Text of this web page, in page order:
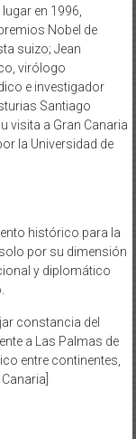
en 1996,
Nobel de
suizo; Jean
virólogo
e investigador
Santiago
visita a Gran Canaria
la Universidad de
histórico para la
por su dimensión
y diplomático
constancia del
a Las Palmas de
entre continentes,